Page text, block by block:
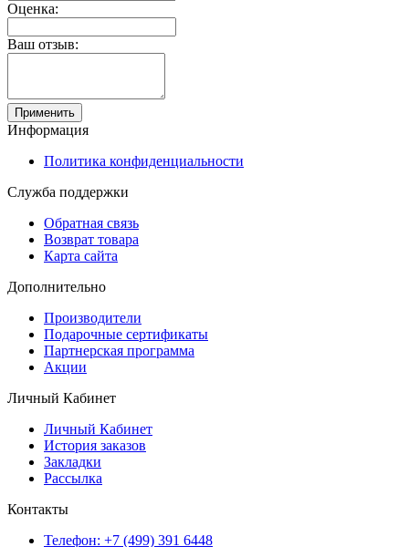
Оценка:
Ваш отзыв:
Применить
Информация
Политика конфиденциальности
Служба поддержки
Обратная связь
Возврат товара
Карта сайта
Дополнительно
Производители
Подарочные сертификаты
Партнерская программа
Акции
Личный Кабинет
Личный Кабинет
История заказов
Закладки
Рассылка
Контакты
Телефон: +7 (499) 391 6448